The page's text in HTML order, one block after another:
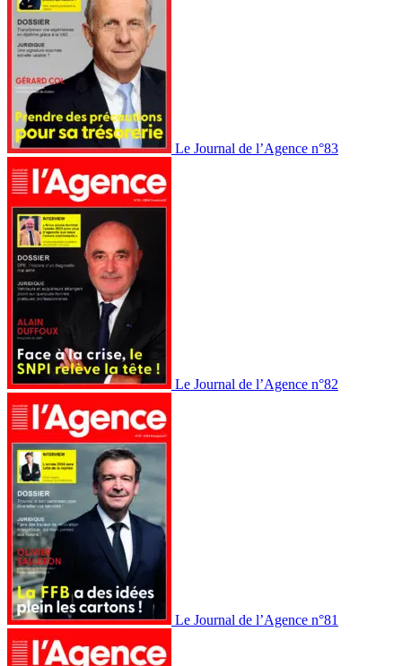
Le Journal de l’Agence n°83
Le Journal de l’Agence n°82
Le Journal de l’Agence n°81